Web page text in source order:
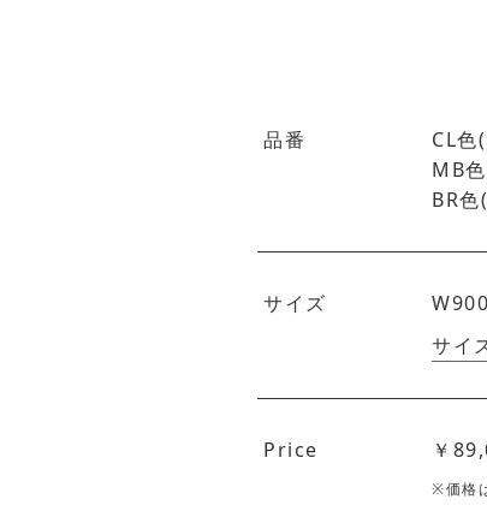
品番
CL
MB
BR
サイズ
サイ
Price ￥
※価格